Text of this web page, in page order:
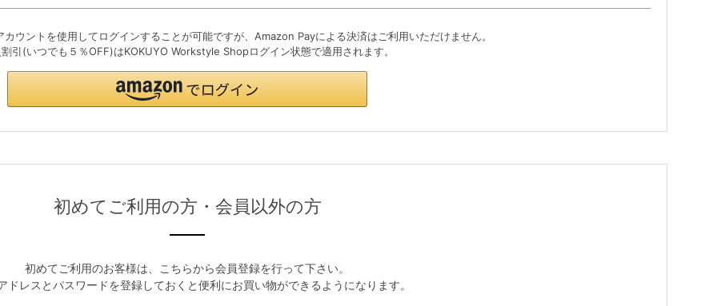
初めてご利用の方・会員以外の方
初めてご利用のお客様は、こちらから会員登録を行って下さい。
ドレスとパスワードを登録しておくと便利にお買い物ができるようになります。